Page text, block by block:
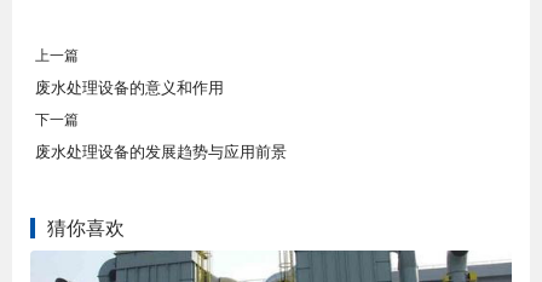
上一篇
废水处理设备的意义和作用
下一篇
废水处理设备的发展趋势与应用前景
猜你喜欢